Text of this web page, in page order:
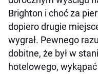
Brighton i choć za
dopiero drugie
wygrał. Pewnego
dobitne, że był w
hotelowego,